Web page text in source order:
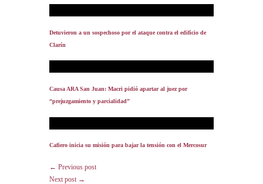
Detuvieron a un sospechoso por el ataque contra el edificio de
Clarín
Causa ARA San Juan: Macri pidió apartar al juez por
“prejuzgamiento y parcialidad”
Cafiero inicia su misión para bajar la tensión con el Mercosur
← Previous post
Next post →